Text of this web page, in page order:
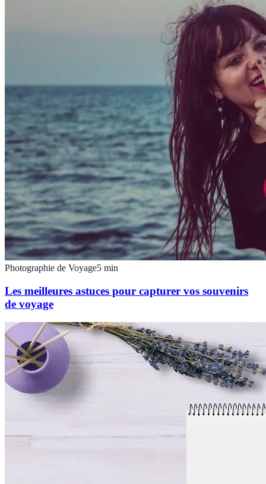
Photographie de Voyage5 min
Les meilleures astuces pour capturer vos souvenirs
de voyage